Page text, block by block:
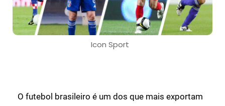
Icon Sport
O futebol brasileiro é um dos que mais exportam